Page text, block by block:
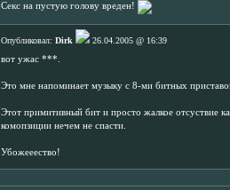
Секс на пустую голову вреден!
Опубликовал: Dirk
26.04.2005 @ 16:39
вот ужас ***.
Это мне напоминает музыку с 8-ми битных
Этот примитивный бит и просто жалкое отсуствие
комопзиции нечем не спасти.
Убожееество!